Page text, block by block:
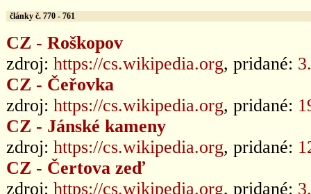
články č. 770 - 761
CZ - Roškopov
zdroj: https://cs.wikipedia.org, pridané:
CZ - Čeřovka
zdroj: https://cs.wikipedia.org, pridané:
CZ - Jánské kameny
zdroj: https://cs.wikipedia.org, pridané:
CZ - Čertova zeď
zdroj: https://cs.wikipedia.org, pridané: